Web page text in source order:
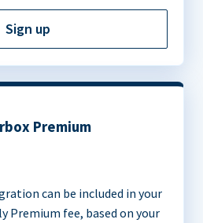
Sign up
Premium
can be included in your
Premium fee, based on your